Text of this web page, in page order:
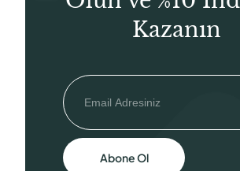
Kazanın
Abone Ol